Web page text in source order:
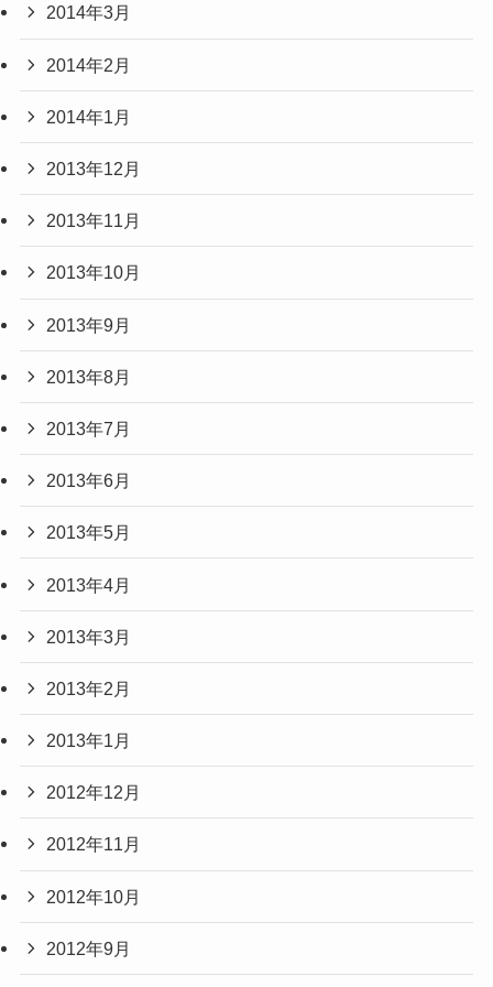
2014年3月
2014年2月
2014年1月
2013年12月
2013年11月
2013年10月
2013年9月
2013年8月
2013年7月
2013年6月
2013年5月
2013年4月
2013年3月
2013年2月
2013年1月
2012年12月
2012年11月
2012年10月
2012年9月